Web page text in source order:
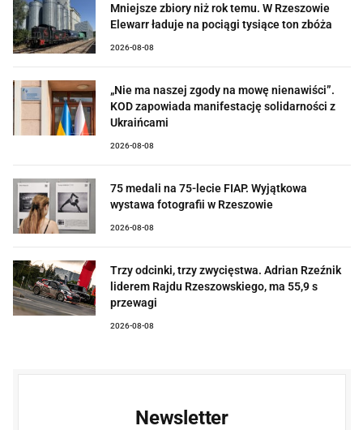
Mniejsze zbiory niż rok temu. W Rzeszowie
Elewarr ładuje na pociągi tysiące ton zbóża
2026-08-08
„Nie ma naszej zgody na mowę nienawiści”.
KOD zapowiada manifestację solidarności z
Ukraińcami
2026-08-08
75 medali na 75-lecie FIAP. Wyjątkowa
wystawa fotografii w Rzeszowie
2026-08-08
Trzy odcinki, trzy zwycięstwa. Adrian Rzeźnik
liderem Rajdu Rzeszowskiego, ma 55,9 s
przewagi
2026-08-08
Newsletter